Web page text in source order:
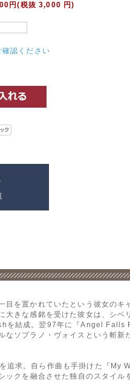
円(税抜 3,000 円)
認ください
目を置かれていたという彼女のキ
大きな感銘を受けた彼女は、シベ
を結成。翌97年に『Angel Falls
ソプラノ・ヴォイスという斬新
追求。自ら作曲も手掛けた『My
クを融合させた独自のスタイル